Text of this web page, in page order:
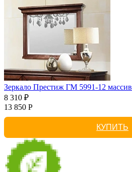
Зеркало Престиж ГМ 5991-12 массив
8 310 ₽
13 850 Р
КУПИТЬ